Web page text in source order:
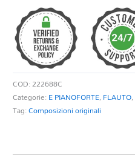
FLAUTO
PIANOFORTE
quantità
COD:222688C
Categorie: E PIANOFORTE, FLAUTO,
Tag:Composizioni originali